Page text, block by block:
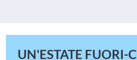
UN'ESTATE FUORI-